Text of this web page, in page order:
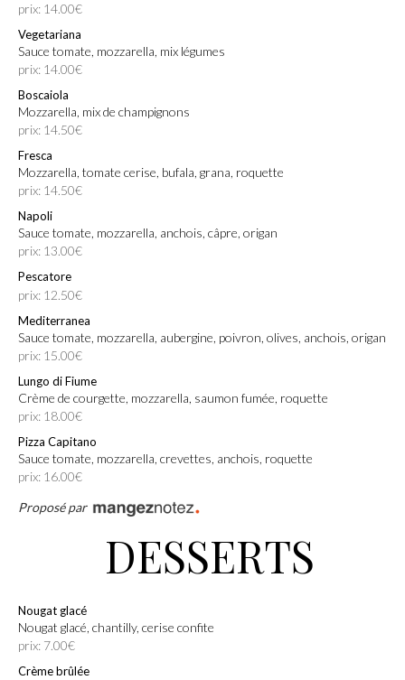
prix: 14.00€
Vegetariana
Sauce tomate, mozzarella, mix légumes
prix: 14.00€
Boscaiola
Mozzarella, mix de champignons
prix: 14.50€
Fresca
Mozzarella, tomate cerise, bufala, grana, roquette
prix: 14.50€
Napoli
Sauce tomate, mozzarella, anchois, câpre, origan
prix: 13.00€
Pescatore
prix: 12.50€
Mediterranea
Sauce tomate, mozzarella, aubergine, poivron, olives, anchois, origan
prix: 15.00€
Lungo di Fiume
Crème de courgette, mozzarella, saumon fumée, roquette
prix: 18.00€
Pizza Capitano
Sauce tomate, mozzarella, crevettes, anchois, roquette
prix: 16.00€
Proposé par
DESSERTS
Nougat glacé
Nougat glacé, chantilly, cerise confite
prix: 7.00€
Crème brûlée